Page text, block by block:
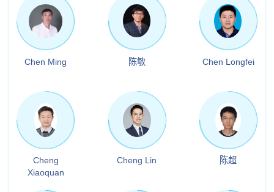
Chen Ming 陈敏 Chen Longfei
Cheng
Xiaoquan
Cheng Lin 陈超